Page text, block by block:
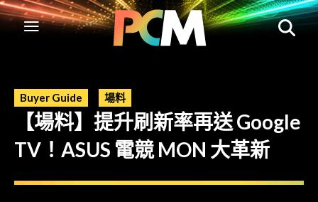
Buyer Guide 場料
【場料】提升刷新率再送 Google
TV！ASUS 電競 MON 大革新